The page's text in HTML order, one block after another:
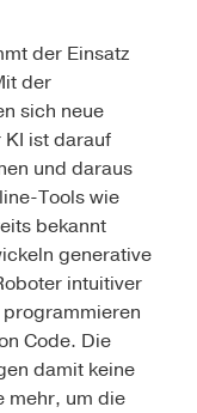
der Einsatz
der
sich neue
ist darauf
und daraus
Tools wie
bekannt
generative
intuitiver
Code. Die
damit keine
mehr, um die